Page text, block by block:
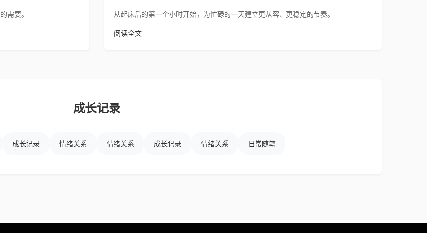
需要。 从起床后的第一个小时开始，为忙碌的一天建立更从容、更稳定的节奏。
阅读全文
成长记录
成长记录 情绪关系 情绪关系 成长记录 情绪关系 日常随笔